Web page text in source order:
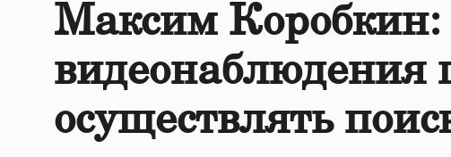
Максим
видеонаблюдения
осуществлять